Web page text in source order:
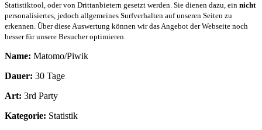
Statistiktool, oder von Drittanbietern gesetzt werden. Sie dienen dazu, ein nicht
personalisiertes, jedoch allgemeines Surfverhalten auf unseren Seiten zu
erkennen. Über diese Auswertung können wir das Angebot der Webseite noch
besser für unsere Besucher optimieren.
Name: Matomo/Piwik
Dauer: 30 Tage
Art: 3rd Party
Kategorie: Statistik